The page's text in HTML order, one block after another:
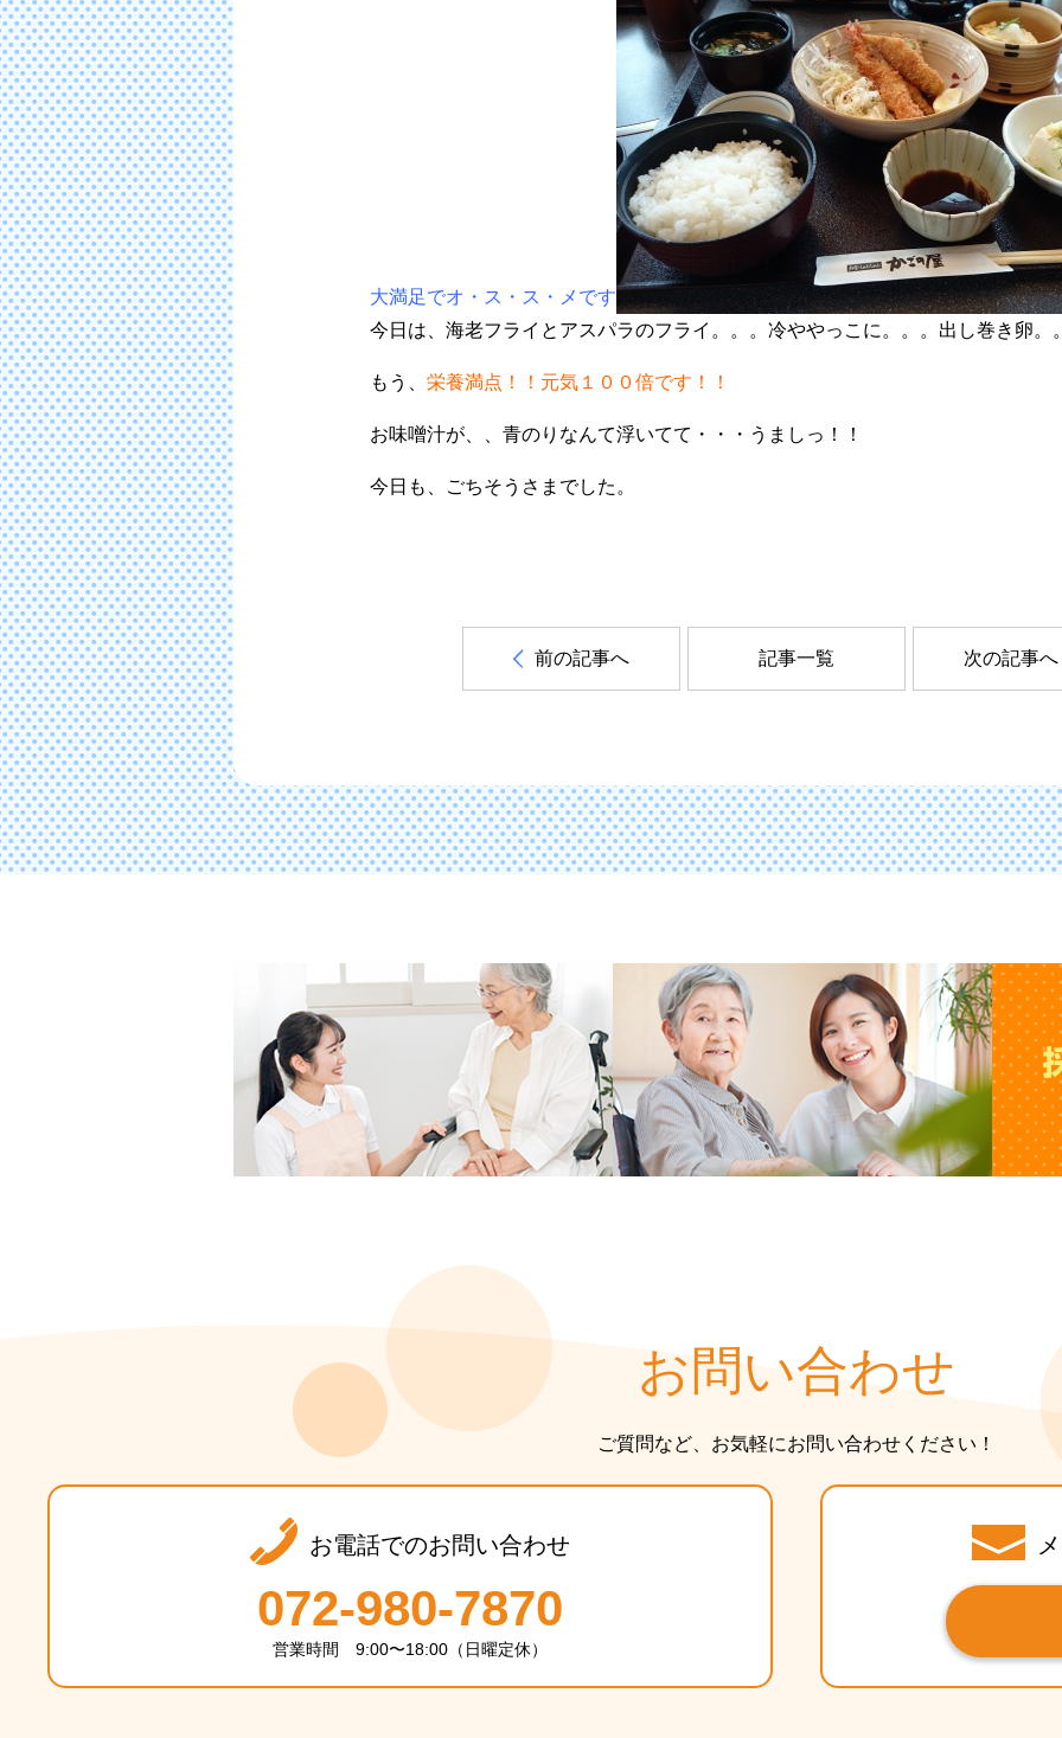
大満足でオ・ス・ス・メです
今日は、海老フライとアスパラのフライ。。。冷ややっこに。。。出し巻き卵。
もう、 栄養満点！！元気１００倍です！！
お味噌汁が、、青のりなんて浮いてて・・・うましっ！！
今日も、ごちそうさまでした。
前の記事へ 次の記事へ
記事一覧
お問い合わせ
ご質問など、お気軽にお問い合わせください！
お電話でのお問い合わせ
072-980-7870
営業時間 9:00〜18:00（日曜定休）